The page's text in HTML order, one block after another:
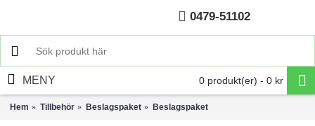
0479-51102
0 produkt(er) - 0 kr
MENY
Hem Tillbehör Beslagspaket Beslagspaket